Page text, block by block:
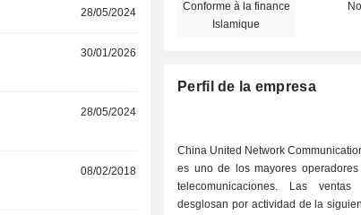
28/05/2024
30/01/2026
28/05/2024
08/02/2018
Conforme à la finance
Islamique
No
Perfil de la empresa
China United Network
es uno de los mayores
telecomunicaciones. Las
desglosan por actividad de la